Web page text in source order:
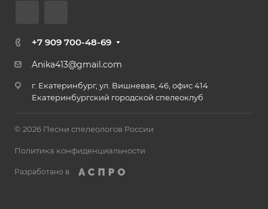
+7 909 700-48-69
Anika413@gmail.com
г. Екатеринбург, ул. Вишневая, 46, офис 414
Екатеринбургский городской спелеоклуб
© 2026 Песни спелеологов России
Политика конфиденциальности
Разработано в